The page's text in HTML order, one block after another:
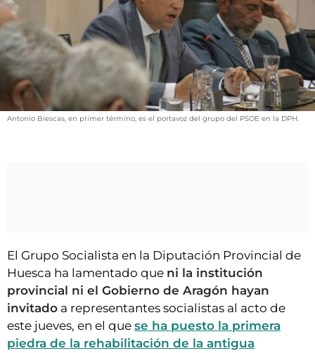
CONTACTAR
FIESTAS EN EL ALTO ARAGÓN
FIESTAS DE SAN LORENZO
AGENDA
CARTELERA
INICIAR SESIÓN
Antonio Biescas, en primer término, es el portavoz del grupo del PSOE en la DPH.
El Grupo Socialista en la Diputación Provincial de
Huesca ha lamentado que ni la institución
provincial ni el Gobierno de Aragón hayan
invitado a representantes socialistas al acto de
este jueves, en el que se ha puesto la primera
piedra de la rehabilitación de la antigua